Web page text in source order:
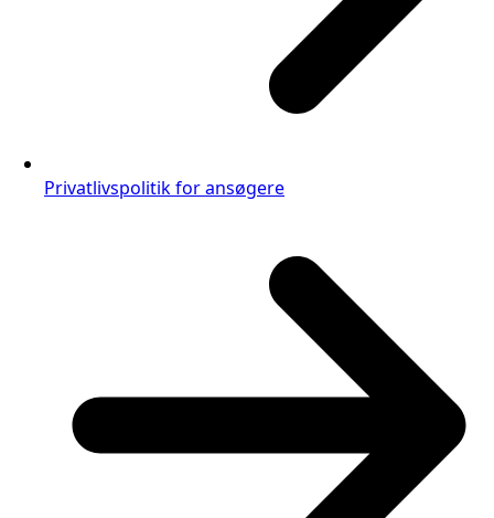
Privatlivspolitik for ansøgere